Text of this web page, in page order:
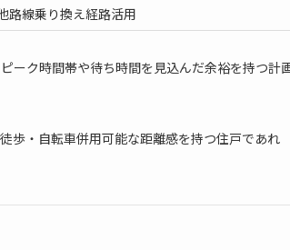
路線乗り換え経路活用
ーク時間帯や待ち時間を見込んだ余裕を持つ計
歩・自転車併用可能な距離感を持つ住戸であれ